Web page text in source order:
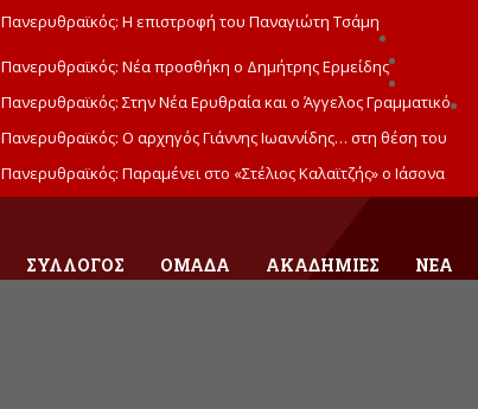
Πανερυθραϊκός: Η επιστροφή του Παναγιώτη Τσάμη
Πανερυθραϊκός: Νέα προσθήκη ο Δημήτρης Ερμείδης
Πανερυθραϊκός: Στην Νέα Ερυθραία και ο Άγγελος Γραμματικό
Πανερυθραϊκός: Ο αρχηγός Γιάννης Ιωαννίδης… στη θέση του
Πανερυθραϊκός: Παραμένει στο «Στέλιος Καλαϊτζής» ο Ιάσονα
ΣΎΛΛΟΓΟΣ ΟΜΆΔΑ ΑΚΑΔΗΜΊΕΣ ΝΕΑ